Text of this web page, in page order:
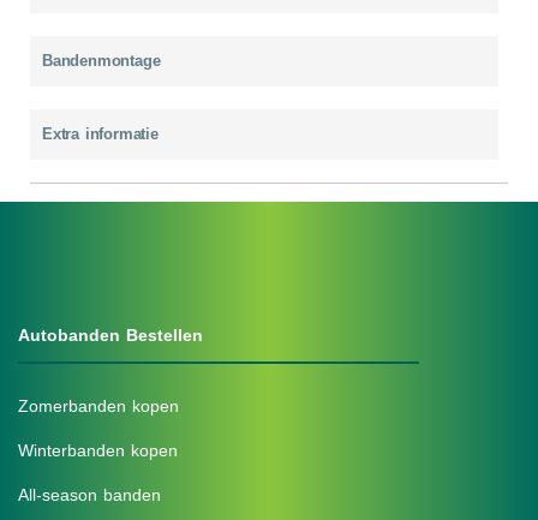
Bandenmontage
Extra informatie
Autobanden Bestellen
Zomerbanden kopen
Winterbanden kopen
All-season banden